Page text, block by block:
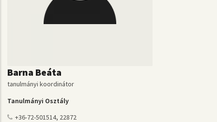
Barna Beáta
tanulmányi koordinátor
Tanulmányi Osztály
+36-72-501514, 22872